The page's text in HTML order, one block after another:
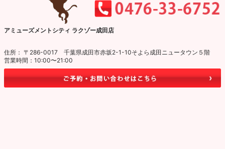
アミューズメントシティ ラクゾー成田店
住所： 〒286-0017 千葉県成田市赤坂2-1-10そよら成田ニュータウン５階
営業時間：10:00〜21:00